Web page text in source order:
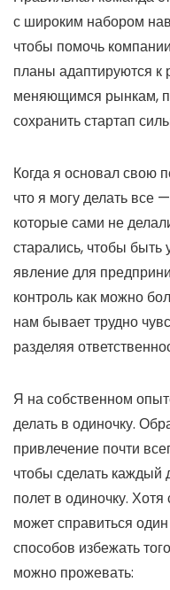
с широким набором
чтобы помочь
планы адаптируются к
меняющимся рынкам,
сохранить стартап
Когда я основал свою
что я могу делать все
которые сами не
старались, чтобы
явление для
контроль как можно
нам бывает трудно
разделяя
Я на собственном
делать в одиночку.
привлечение почти
чтобы сделать каждый
полет в одиночку.
может справиться
способов избежать
можно прожевать: